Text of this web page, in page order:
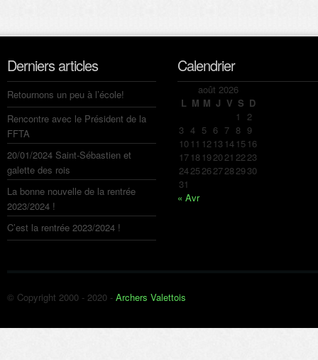
Derniers articles
Retournons un peu à l’école!
Rencontre avec le Président de la
FFTA
20/01/2024 Saint-Sébastien et
galette des rois
La bonne nouvelle de la rentrée
2023/2024 !
C’est la rentrée 2023/2024 !
Calendrier
août 2026
L M M J V S D
1 2
3 4 5 6 7 8 9
10 11 12 13 14 15 16
17 18 192021 2223
24252627282930
31
« Avr
© Copyright 2000 - 2020 - Archers Valettois